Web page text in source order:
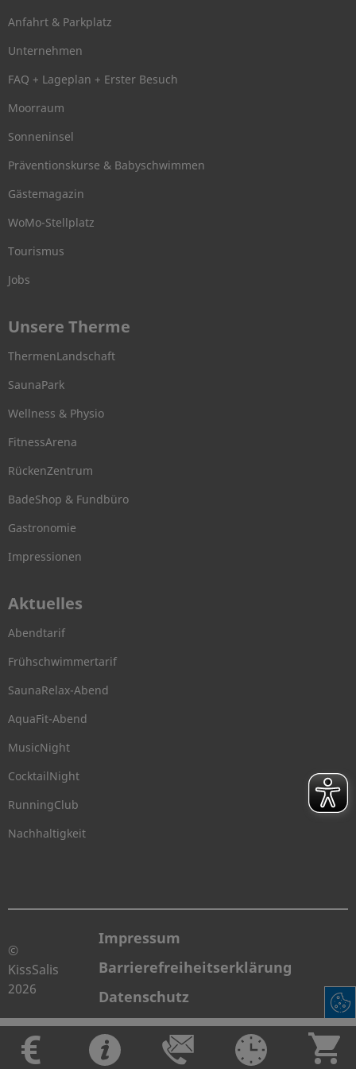
Anfahrt & Parkplatz
Unternehmen
FAQ + Lageplan + Erster Besuch
Moorraum
Sonneninsel
Präventionskurse & Babyschwimmen
Gästemagazin
WoMo-Stellplatz
Tourismus
Jobs
Unsere Therme
ThermenLandschaft
SaunaPark
Wellness & Physio
FitnessArena
RückenZentrum
BadeShop & Fundbüro
Gastronomie
Impressionen
Aktuelles
Abendtarif
Frühschwimmertarif
SaunaRelax-Abend
AquaFit-Abend
MusicNight
CocktailNight
RunningClub
Nachhaltigkeit
©
KissSalis
2026
Impressum
Barrierefreiheitserklärung
Datenschutz